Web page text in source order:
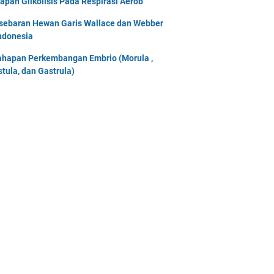
Hewan Garis Wallace dan Webber
Perkembangan Embrio (Morula ,
dan Gastrula)